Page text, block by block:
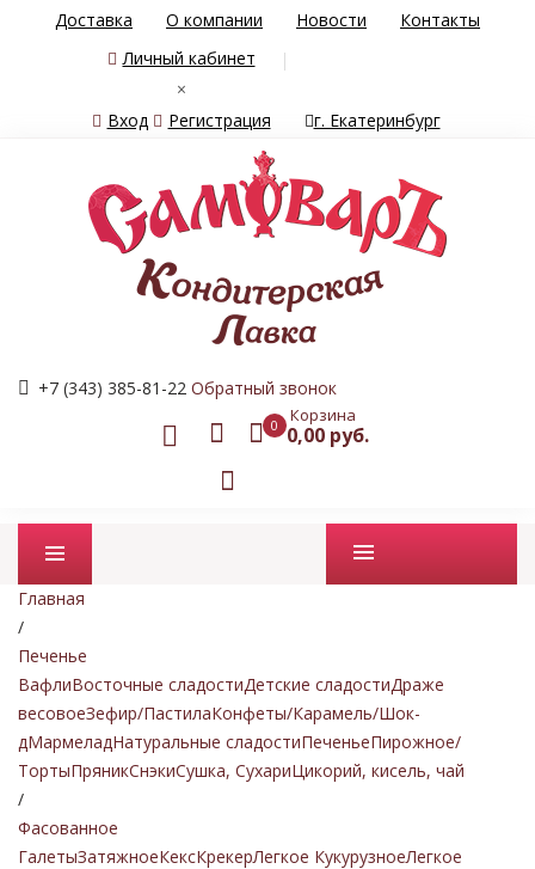
Доставка О компании Новости
Контакты
Личный кабинет
×
Вход
Регистрация г. Екатеринбург
+7 (343) 385-81-22 Обратный звонок
0 Корзина
0,00 руб.
Промо товары
Главная
/
Печенье
ВафлиВосточные сладостиДетские сладостиДраже
весовоеЗефир/ПастилаКонфеты/Карамель/Шок-
дМармеладНатуральные сладостиПеченьеПирожное/
ТортыПряникСнэкиСушка, СухариЦикорий, кисель, чай
/
Фасованное
ГалетыЗатяжноеКексКрекерЛегкое КукурузноеЛегкое